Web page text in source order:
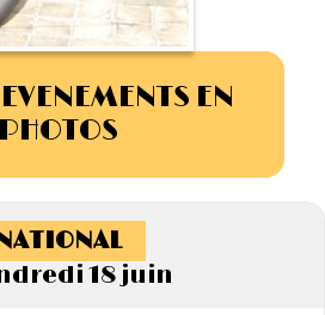
EN
PHOTOS
18 juin